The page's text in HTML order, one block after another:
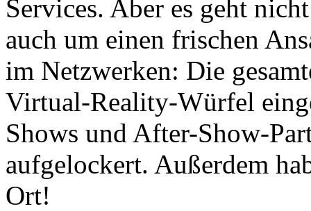
Services. Aber es geht
auch um einen frischen
im Netzwerken: Die
Virtual-Reality-Würfel
Shows und After-Show-
aufgelockert. Außerdem
Ort!